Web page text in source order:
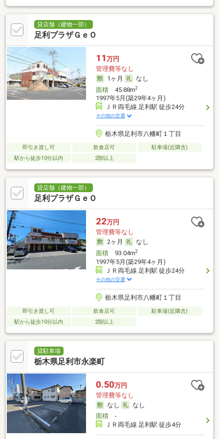
貸店舗（建物一部）
足利プラザＧｅＯ
11 万円
管理費等なし
1ヶ月
なし
面積45.88m2
1997年5月(築29年4ヶ月)
ＪＲ両毛線 足利駅 徒歩24分
その他の交通
栃木県足利市八幡町１丁目
即引き渡し可 飲食店可
駐車場(近隣含)
駅から徒歩10分以内
2階以上
貸店舗（建物一部）
足利プラザＧｅＯ
22万円
管理費等なし
2ヶ月
なし
面積93.04m2
1997年5月(築29年4ヶ月)
ＪＲ両毛線 足利駅 徒歩24分
その他の交通
栃木県足利市八幡町１丁目
即引き渡し可 飲食店可
駐車場(近隣含)
駅から徒歩10分以内
2階以上
貸駐車場
栃木県足利市永楽町
0.50万円
管理費等なし
なし
なし
面積-
ＪＲ両毛線 足利駅 徒歩4分